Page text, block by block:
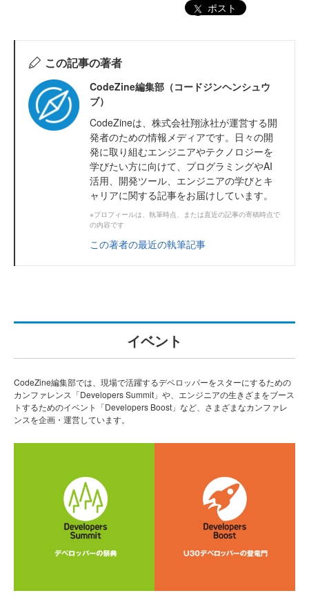
ポスト
この記事の著者
CodeZine編集部（コードジンヘンシュウ
ブ）
CodeZineは、株式会社翔泳社が運営する開
発者のための情報メディアです。日々の開
発に取り組むエンジニアやテクノロジーを
学びたい方に向けて、プログラミングやAI
活用、開発ツール、エンジニアの学びとキ
ャリアに関する記事をお届けしています。
※プロフィールは、執筆時点、または直近の記事の寄稿時点で
の内容です
この著者の最近の執筆記事
イベント
CodeZine編集部では、現場で活躍するデベロッパーをスターにするための
カンファレンス「Developers Summit」や、エンジニアの生きざまをブース
トするためのイベント「Developers Boost」など、さまざまなカンファレ
ンスを企画・運営しています。